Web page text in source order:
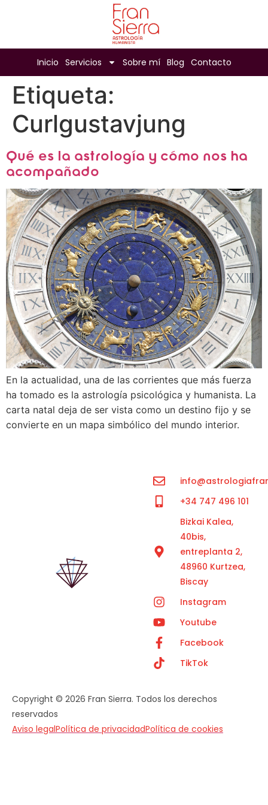
Inicio Servicios Sobre mí Blog Contacto
Etiqueta:
Curlgustavjung
Qué es la astrología y cómo nos ha
acompañado
En la actualidad, una de las corrientes que más fuerza
ha tomado es la astrología psicológica y humanista. La
carta natal deja de ser vista como un destino fijo y se
convierte en un mapa simbólico del mundo interior.
+34 747 496 101
Bizkai Kalea,
40bis,
entreplanta 2,
48960 Kurtzea,
Biscay
Instagram
Youtube
Facebook
TikTok
Copyright © 2026 Fran Sierra. Todos los derechos
reservados
Aviso legalPolítica de privacidadPolítica de cookies